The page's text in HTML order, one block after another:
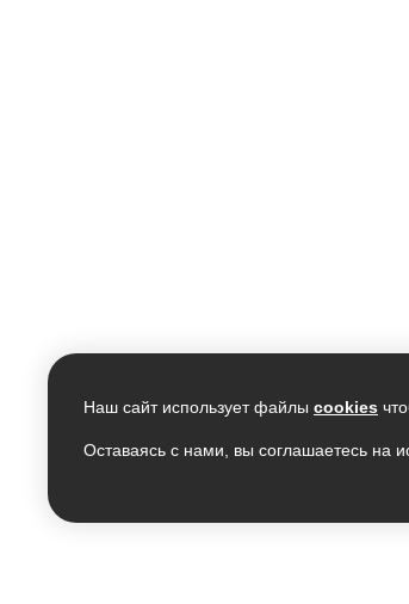
Наш сайт использует файлы cookies
Оставаясь с нами, вы соглашаетесь на